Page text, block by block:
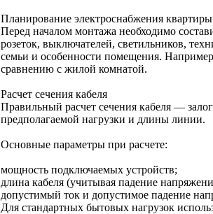
Планирование электроснабжения квартиры
Перед началом монтажа необходимо
розеток, выключателей, светильников,
семьи и особенности помещения.
сравнению с жилой комнатой.
Расчет сечения кабеля
Правильный расчет сечения кабеля —
предполагаемой нагрузки и длины линии.
Основные параметры при расчете:
мощность подключаемых устройств;
длина кабеля (учитывая падение
допустимый ток и допустимое падение
Для стандартных бытовых нагрузок